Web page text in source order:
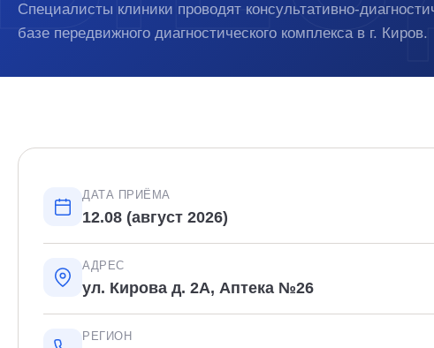
Специалисты клиники проводят консультативно-
базе передвижного диагностического комплекса в г. Киров.
ДАТА ПРИЁМА
12.08 (август 2026)
АДРЕС
ул. Кирова д. 2А, Аптека №26
РЕГИОН